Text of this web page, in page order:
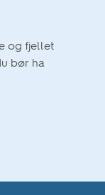
og fjellet
bør ha